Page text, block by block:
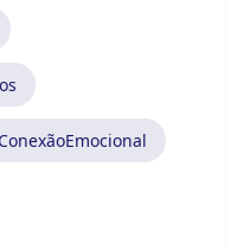
ConexãoEmocional